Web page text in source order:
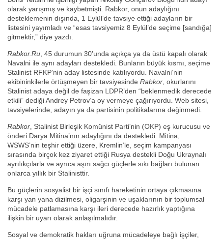
olarak yarışmış ve kaybetmişti. Rabkor, onun adaylığını
desteklemenin dışında, 1 Eylül’de tavsiye ettiği adayların bir
listesini yayımladı ve “esas tavsiyemiz 8 Eylül’de seçime [sandığa]
gitmektir,” diye yazdı.
Rabkor.Ru, 45 durumun 30’unda açıkça ya da üstü kapalı olarak
Navalni ile aynı adayları destekledi. Bunların büyük kısmı, seçime
Stalinist RFKP’nin aday listesinde katılıyordu. Navalni’nin
ekibininkilerle örtüşmeyen bir tavsiyesinde Rabkor, okurlarını
Stalinist adaya değil de faşizan LDPR’den “beklenmedik derecede
etkili” dediği Andrey Petrov’a oy vermeye çağırıyordu. Web sitesi,
tavsiyelerinde, adayın ya da partisinin politikalarına değinmedi.
Rabkor, Stalinist Birleşik Komünist Parti’nin (OKP) eş kurucusu ve
önderi Darya Mitina’nın adaylığını da destekledi. Mitina,
WSWS’nin teşhir ettiği üzere, Kremlin’le, seçim kampanyası
sırasında birçok kez ziyaret ettiği Rusya destekli Doğu Ukraynalı
ayrılıkçılarla ve ayrıca aşırı sağcı güçlerle sıkı bağları bulunan
onlarca yıllık bir Stalinisttir.
Bu güçlerin sosyalist bir işçi sınıfı hareketinin ortaya çıkmasına
karşı yan yana dizilmesi, oligarşinin ve uşaklarının bir toplumsal
mücadele patlamasına karşı ileri derecede hazırlık yaptığına
ilişkin bir uyarı olarak anlaşılmalıdır.
Sosyal ve demokratik hakları uğruna mücadeleye bağlı işçiler,